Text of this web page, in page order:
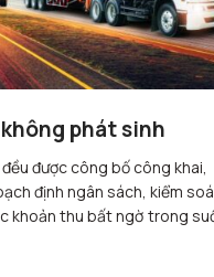
phát sinh
được công bố công khai,
định ngân sách, kiểm
khoản thu bất ngờ trong